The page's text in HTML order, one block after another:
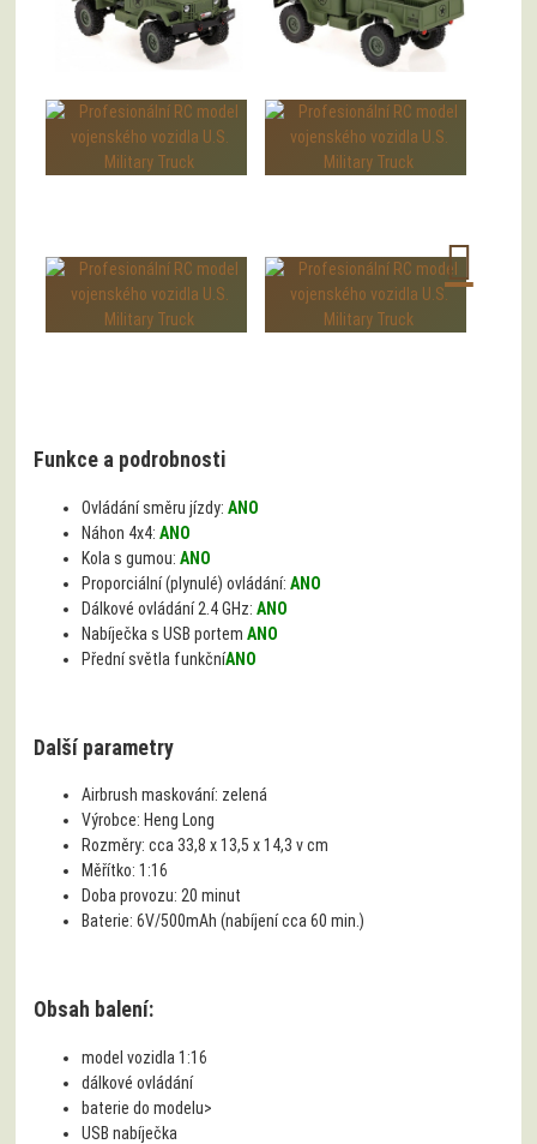
Funkce a podrobnosti
Ovládání směru jízdy:ANO
Náhon 4x4:ANO
Kola s gumou:ANO
Proporciální (plynulé) ovládání:ANO
Dálkové ovládání 2.4 GHz:ANO
Nabíječka s USB portemANO
Přední světla funkčníANO
Další parametry
Airbrush maskování: zelená
Výrobce: Heng Long
Rozměry:cca 33,8 x 13,5 x 14,3 v cm
Měřítko:1:16
Doba provozu:20 minut
Baterie:6V/500mAh (nabíjení cca 60 min.)
Obsah balení:
model vozidla 1:16
dálkové ovládání
baterie do modelu>
USB nabíječka